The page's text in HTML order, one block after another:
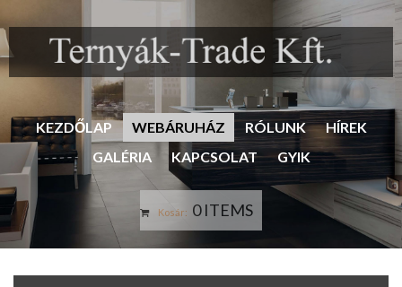
KEZDŐLAP WEBÁRUHÁZ RÓLUNK
HÍREK
GALÉRIA
KAPCSOLAT GYIK
Kosár: 0 ITEMS